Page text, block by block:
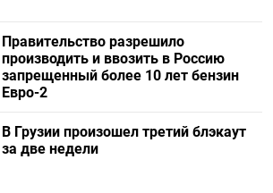
Правительство разрешило
производить и ввозить в Россию
запрещенный более 10 лет бензин
Евро-2
В Грузии произошел третий блэкаут
за две недели